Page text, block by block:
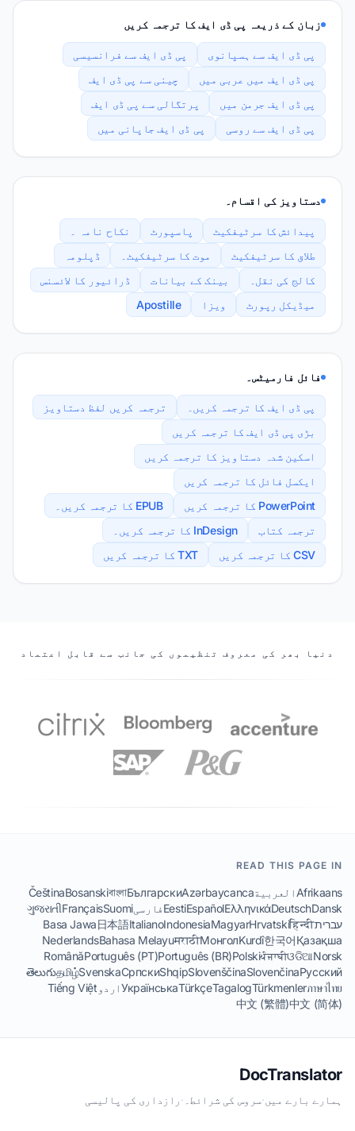
زبان کے ذریعہ پی ڈی ایف کا ترجمہ کریں
پی ڈی ایف سے ہسپانوی
پی ڈی ایف سے فرانسیسی
پی ڈی ایف میں عربی میں
چینی سے پی ڈی ایف
پی ڈی ایف جرمن میں
پرتگالی سے پی ڈی ایف
پی ڈی ایف سے روسی
پی ڈی ایف جاپانی میں
دستاویز کی اقسام۔
پیدائش کا سرٹیفکیٹ پاسپورٹ
نکاح نامہ ۔
طلاق کا سرٹیفکیٹ
موت کا سرٹیفکیٹ۔
ڈپلومہ
کالج کی نقل۔
بینک کے بیانات
ڈرائیور کا لائسنس
میڈیکل رپورٹ
ویزا Apostille
فائل فارمیٹس۔
پی ڈی ایف کا ترجمہ کریں۔
ترجمہ کریں لفظ دستاویز
بڑی پی ڈی ایف کا ترجمہ کریں
اسکین شدہ دستاویز کا ترجمہ کریں
ایکسل فائل کا ترجمہ کریں
PowerPoint کا ترجمہ کریں
EPUB کا ترجمہ کریں۔
ترجمہ کتاب
InDesign کا ترجمہ کریں۔
CSV کا ترجمہ کریں
TXT کا ترجمہ کریں
ہمارے شراکت دار
دنیا بھر کی معروف تنظیموں کی جانب سے قابل اعتماد
READ THIS PAGE IN
Afrikaans العربيةAzərbaycanca
Български
বাংলা
Bosanski
Čeština
Dansk
Deutsch
Ελληνικά
Español
EestiفارسیSuomi
Français
ગુજરાતી
עבריתहिन्दी
Hrvatski
Magyar
Indonesia
Italiano
日本語
Basa Jawa
Қазақша
한국어
Kurdî
Монгол
मराठी
Bahasa Melayu
Nederlands
Norsk
ଓଡିଆ
ਪੰਜਾਬੀ
Polski
Português (BR)
Português (PT)
Română
Русский
Slovenčina
Slovenščina
Shqip
Српски
Svenska
தமிழ்
తెలుగు
ภาษาไทย
Türkmenler
Tagalog
Türkçe
Українськаاردو Tiếng Việt
中文 (简体)
中文 (繁體)
DocTranslator
ہمارے بارے میں·سروس کی شرائط۔ ·رازداری کی پالیسی